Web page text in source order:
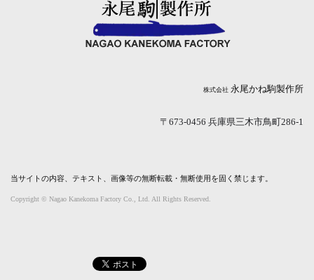
株式会社 永尾かね駒製作所
〒673-0456 兵庫県三木市鳥町286-1
当サイトの内容、テキスト、画像等の無断転載・無断使用を固く禁じます。
Copyright © Nagao Kanekoma Factory Co., Ltd. All Rights Reserved.